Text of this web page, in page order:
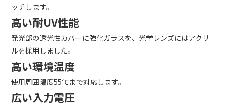
ッチします。
高い耐UV性能
発光部の透光性カバーに強化ガラスを、光学レンズにはアクリ
ルを採用しました。
高い環境温度
使用周囲温度55℃まで対応します。
広い入力電圧